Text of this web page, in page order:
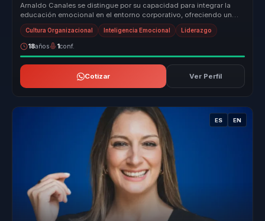
Arnaldo Canales se distingue por su capacidad para integrar la
educación emocional en el entorno corporativo, ofreciendo un
enfoque único...
Cultura Organizacional Inteligencia Emocional Liderazgo
18años 1conf.
Cotizar Ver Perfil
ES EN